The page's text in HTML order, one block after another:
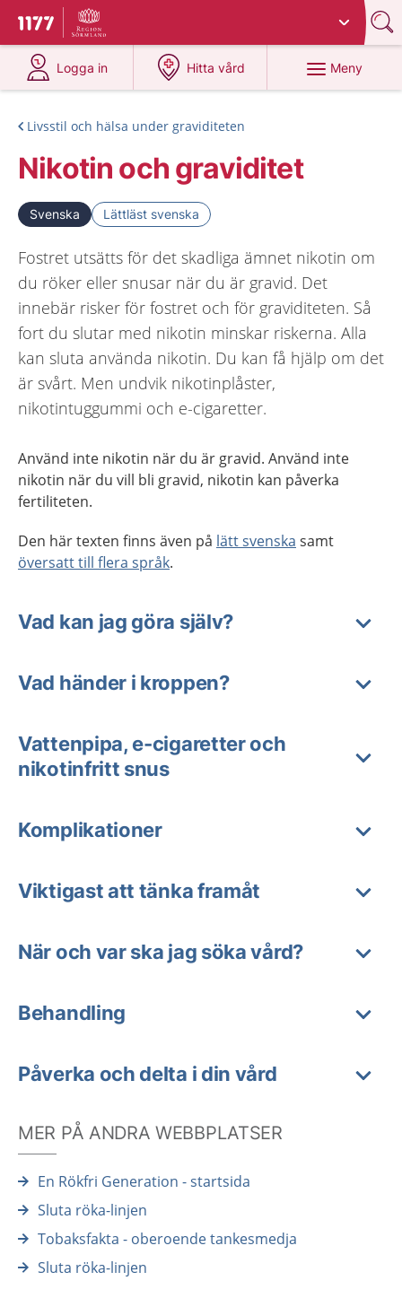
Till startsidan för 1177
Du har valt region
Logga in
på 1177.se
Hitta vård
på 1177.se
Meny
Livsstil och hälsa under graviditeten
Nikotin och graviditet
Svenska Lättläst svenska
Fostret utsätts för det skadliga ämnet nikotin om
du röker eller snusar när du är gravid. Det
innebär risker för fostret och för graviditeten. Så
fort du slutar med nikotin minskar riskerna. Alla
kan sluta använda nikotin. Du kan få hjälp om det
är svårt. Men undvik nikotinplåster,
nikotintuggummi och e-cigaretter.
Använd inte nikotin när du är gravid. Använd inte
nikotin när du vill bli gravid, nikotin kan påverka
fertiliteten.
Den här texten finns även på lätt svenska samt
översatt till flera språk.
Vad kan jag göra själv?
Vad händer i kroppen?
Vattenpipa, e-cigaretter och
nikotinfritt snus
Komplikationer
Viktigast att tänka framåt
När och var ska jag söka vård?
Behandling
Påverka och delta i din vård
MER PÅ ANDRA WEBBPLATSER
En Rökfri Generation - startsida
Sluta röka-linjen
Tobaksfakta - oberoende tankesmedja
Sluta röka-linjen